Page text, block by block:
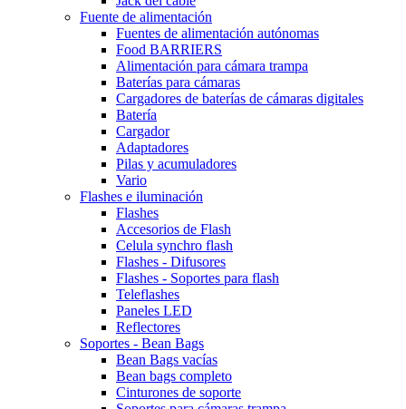
Fuente de alimentación
Fuentes de alimentación autónomas
Food BARRIERS
Alimentación para cámara trampa
Baterías para cámaras
Cargadores de baterías de cámaras digitales
Batería
Cargador
Adaptadores
Pilas y acumuladores
Vario
Flashes e iluminación
Flashes
Accesorios de Flash
Celula synchro flash
Flashes - Difusores
Flashes - Soportes para flash
Teleflashes
Paneles LED
Reflectores
Soportes - Bean Bags
Bean Bags vacías
Bean bags completo
Cinturones de soporte